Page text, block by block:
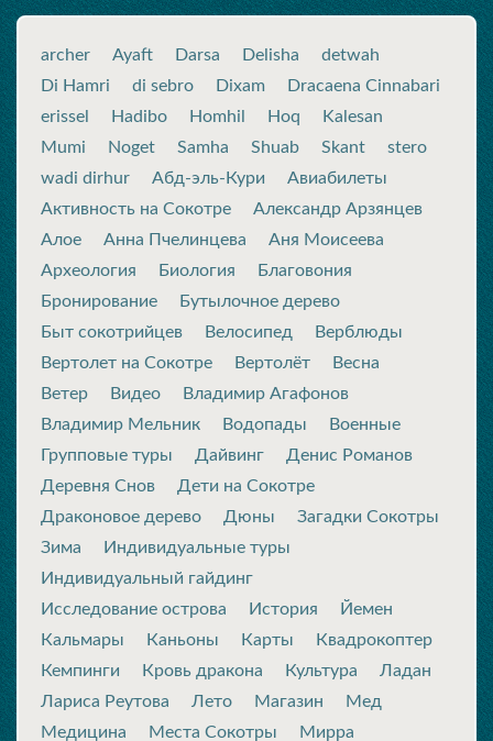
archer Ayaft Darsa Delisha
detwah
Di Hamri
di sebro Dixam
Dracaena Cinnabari
erissel
Hadibo Homhil Hoq
Kalesan
Mumi
Noget Samha Shuab Skant
stero
wadi dirhur
Абд-эль-Кури
Авиабилеты
Активность на Сокотре
Александр Арзянцев
Алое
Анна Пчелинцева
Аня Моисеева
Археология
Биология
Благовония
Бронирование
Бутылочное дерево
Быт сокотрийцев
Велосипед
Верблюды
Вертолет на Сокотре
Вертолёт
Весна
Ветер
Видео
Владимир Агафонов
Владимир Мельник
Водопады
Военные
Групповые туры
Дайвинг
Денис Романов
Деревня Снов
Дети на Сокотре
Драконовое дерево
Дюны
Загадки Сокотры
Зима
Индивидуальные туры
Индивидуальный гайдинг
Исследование острова
История
Йемен
Кальмары
Каньоны Карты
Квадрокоптер
Кемпинги
Кровь дракона Культура
Ладан
Лариса Реутова
Лето Магазин
Мед
Медицина
Места Сокотры
Мирра